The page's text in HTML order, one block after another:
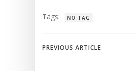
Tags: NO TAG
PREVIOUS ARTICLE